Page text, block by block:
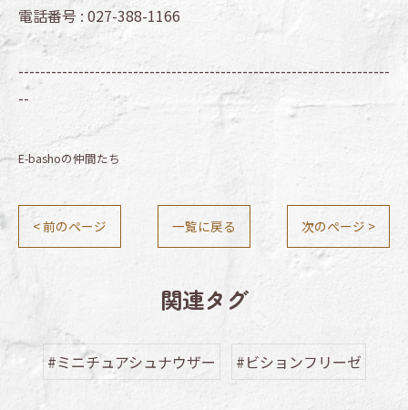
電話番号 : 027-388-1166
--------------------------------------------------------------------
--
E-bashoの仲間たち
< 前のページ 一覧に戻る 次のページ >
関連タグ
#ミニチュアシュナウザー #ビションフリーゼ